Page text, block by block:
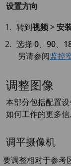
设置方向
转到视频 > 安
选择0、90、
另请参阅监控
调整图像
本部分包括配置
如何工作的更多
调平摄像机
要调整相对于参考